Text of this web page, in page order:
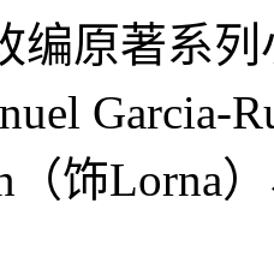
原著系列
Garcia-
（饰Lorna